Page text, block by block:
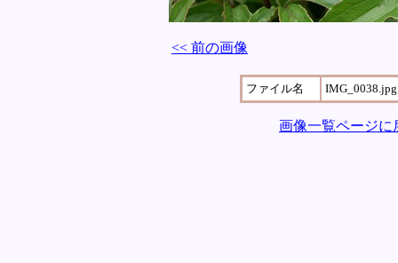
<< 前の画像
ファイル名 IMG_0038.jpg
画像一覧ページに